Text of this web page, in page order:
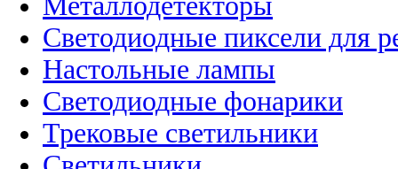
Светодиодные пиксели для
Настольные лампы
Светодиодные фонарики
Трековые светильники